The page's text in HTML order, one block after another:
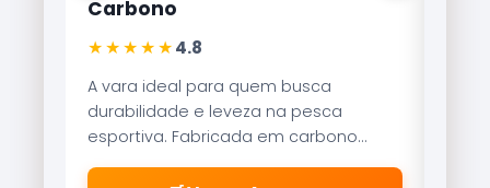
Carbono
★★★★★4.8
A vara ideal para quem busca
durabilidade e leveza na pesca
esportiva. Fabricada em carbono
aeroglass, oferece sensibilidade